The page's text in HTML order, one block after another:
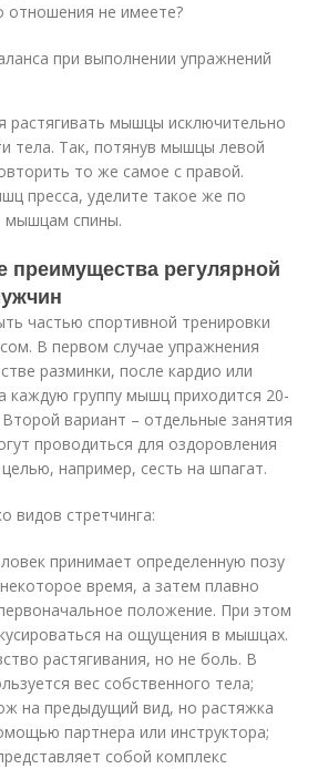
отношения не имеете?
при выполнении упражнений
растягивать мышцы исключительно
тела. Так, потянув мышцы левой
то же самое с правой.
пресса, уделите такое же по
мышцам спины.
преимущества регулярной
частью спортивной тренировки
В первом случае упражнения
разминки, после кардио или
каждую группу мышц приходится 20-
вариант – отдельные занятия
проводиться для оздоровления
например, сесть на шпагат.
видов стретчинга:
принимает определенную позу
время, а затем плавно
положение. При этом
на ощущения в мышцах.
растягивания, но не боль. В
вес собственного тела;
на предыдущий вид, но растяжка
партнера или инструктора;
собой комплекс